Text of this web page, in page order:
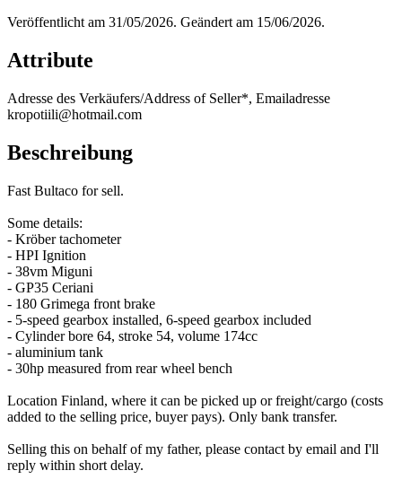
Veröffentlicht am 31/05/2026. Geändert am 15/06/2026.
Attribute
Adresse des Verkäufers/Address of Seller*, Emailadresse
kropotiili@hotmail.com
Beschreibung
Fast Bultaco for sell.
Some details:
- Kröber tachometer
- HPI Ignition
- 38vm Miguni
- GP35 Ceriani
- 180 Grimega front brake
- 5-speed gearbox installed, 6-speed gearbox included
- Cylinder bore 64, stroke 54, volume 174cc
- aluminium tank
- 30hp measured from rear wheel bench
Location Finland, where it can be picked up or freight/cargo (costs
added to the selling price, buyer pays). Only bank transfer.
Selling this on behalf of my father, please contact by email and I'll
reply within short delay.